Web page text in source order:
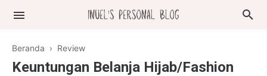
Beranda › Review
Keuntungan Belanja Hijab/Fashion